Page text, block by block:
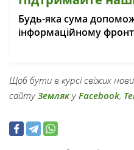
Будь-яка сума
інформаційному
Щоб бути в курсі свіжих
сайтуЗемлякуFacebook,